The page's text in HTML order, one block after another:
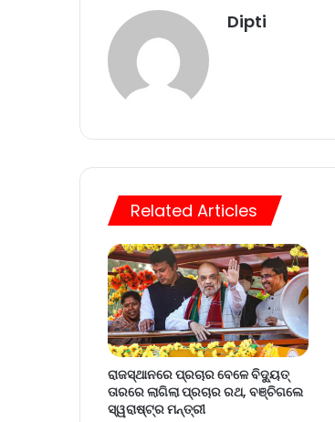
Dipti
Related Articles
ରାଜସ୍ଥାନରେ ପ୍ରଚାର ବେଳେ ବିଦ୍ୟୁତ୍
ତାରରେ ଲାଗିଲା ପ୍ରଚାର ରଥ, ବଞ୍ଚିଗଲେ
ସ୍ୱରାଷ୍ଟ୍ର ମନ୍ତ୍ରୀ